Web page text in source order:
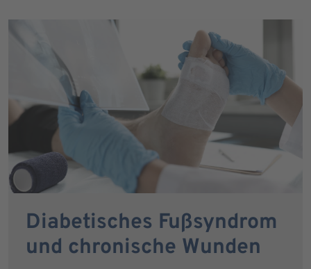
Diabetisches Fußsyndrom
und chronische Wunden